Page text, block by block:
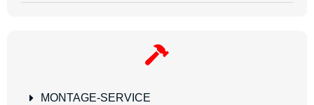
MONTAGE-SERVICE